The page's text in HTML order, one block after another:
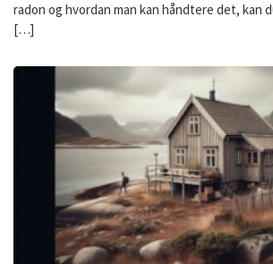
radon og hvordan man kan håndtere det, kan
[…]